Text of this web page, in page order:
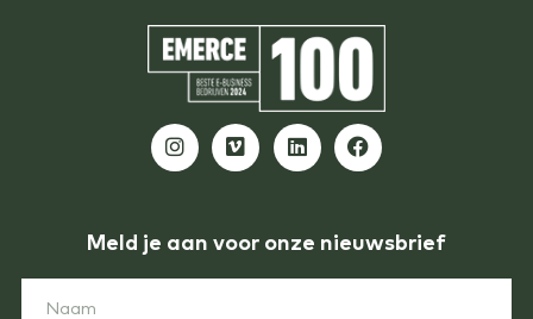
Meld je aan voor onze nieuwsbrief